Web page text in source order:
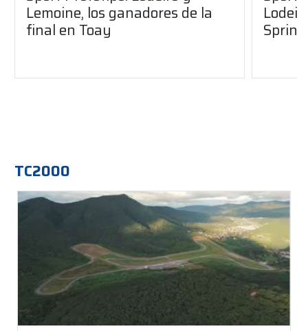
Lemoine, los ganadores de la
final en Toay Sprint
TC2000